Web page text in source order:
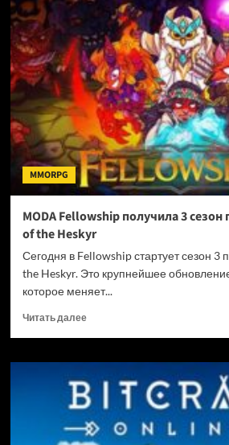
Online:
сезонное
событие
и
баланс
гильдейских
сезонов
MMORPG
MODA Fellowship получила 3 сезон
of the Heskyr
Сегодня в Fellowship стартует сезон 3
the Heskyr. Это крупнейшее
которое меняет...
Читать далееПрочитать
MODA
Fellowship
получила
3
сезон
под